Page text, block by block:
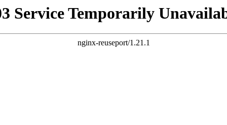
Service Temporarily
nginx-reuseport/1.21.1